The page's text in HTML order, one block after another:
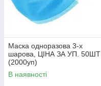
Маска одноразова 3-х
шарова, ЦІНА ЗА УП. 50ШТ
(2000уп)
В наявності